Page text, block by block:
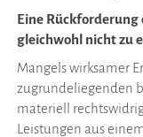
Eine Rückforderung
gleichwohl nicht zu
Mangels wirksamer
zugrundeliegenden
materiell
Leistungen aus